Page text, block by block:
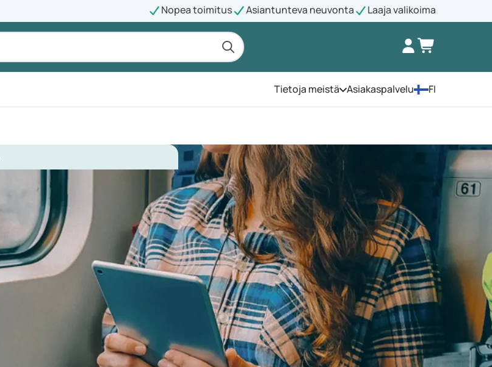
Nopea toimitus Asiantunteva neuvonta Laaja valikoima
Tietoja meistä Avaa valikko
Asiakaspalvelu FI